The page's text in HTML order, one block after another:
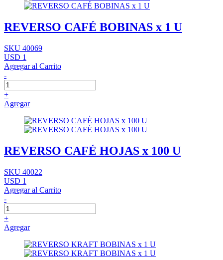
REVERSO CAFÉ BOBINAS x 1 U
SKU 40069
USD 1
Agregar al Carrito
-
+
Agregar
REVERSO CAFÉ HOJAS x 100 U
SKU 40022
USD 1
Agregar al Carrito
-
+
Agregar